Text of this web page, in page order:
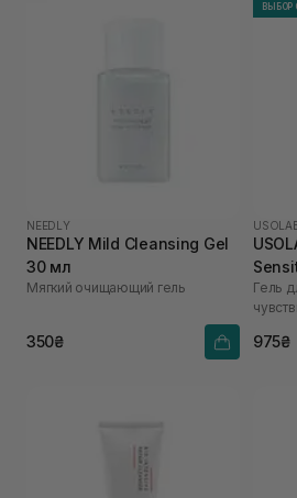
NEEDLY
NEEDLY Mild Cleansing Gel
30 мл
Мягкий очищающий гель
350₴
ВЫБОР
Гель
975₴